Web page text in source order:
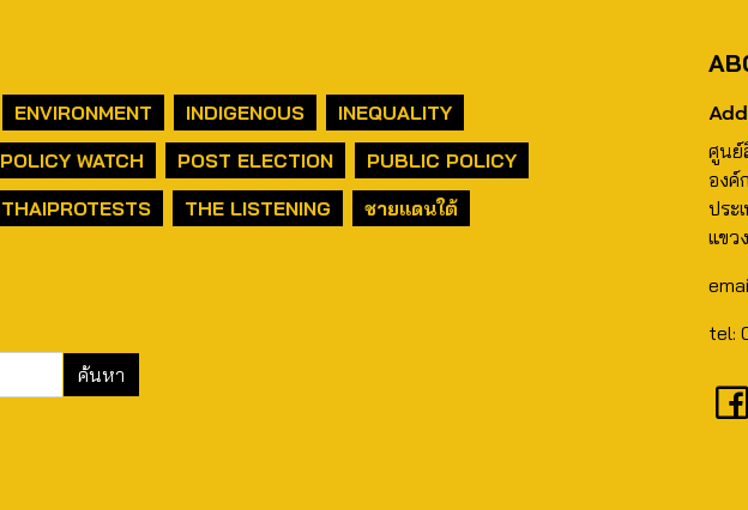
ENVIRONMENT INDIGENOUS
INEQUALITY
POLICY WATCH POST ELECTION
PUBLIC POLICY
THAIPROTESTS THE LISTENING
ชายแดนใต้
ศูนย์
องค์
ประ
แขว
tel: